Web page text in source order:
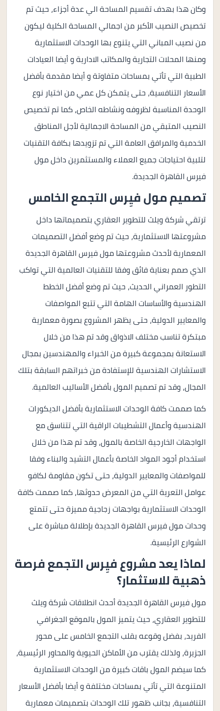
وكان هذا بهدف تقسيم المساحة الي عدة أجزاء، حيث تم
تخصيص النصيب الأكبر من اجمالي المساحة الكلية ليكون
من نصيب المباني التي يتنوع بها الوحدات الاستثمارية
ومنها المحلات التجارية والمكاتب الادارية و أيضا العيادات
الطبية التي تأتي بمساحات متفاوتة و أيضا مقدمة بأفضل
الأسعار التنافسية، حتى يتمكن كل عمي من اختيار نوع
الوحدة المناسبة لظروفه ونشاطه الخاص، كما تم تخصيص
النصيب المتبقي من المساحة الاجمالية لأجل المناطق
الخدمية والمرافق العامة التي تم تزويدها بكافة التقنيات
لتلبية احتياجات جميع العملاء والمستثمرين داخل مول
فيرس القاهرة الجديدة.
تصميم مول فيِرس التجمع الخامس
ترتقي شركة ويلث للتطوير العقاري بتصميماتها داخل
مشروعتها الاستثمارية، حيث تم وضع أفضل التصميمات
المعمارية لأحدث مشروعتها مول فيرس القاهرة الجديدة
الذي صمم بعناية فائق وفقا للتقنيات العالمية التي تواكب
التطور العمراني الحديث، حيث تم وضع أفضل الخطط
الهندسية والأساسات الهامة التي تتبع المواصفات
والمعايير الدولية، حتى يظهر المشروع بصورة معمارية
مبتكرة تناسب مختلف الاذواق وقد تم هذا من خلال
الاستعانة بمجموعة كبيرة من الخبراء والمهندسين بمجال
الاستشارات الهندسية للإستفادة من خبراتهم السابقة بتلك
المجال، وقد تم تصميم المول بأفضل الأساليب العالمية.
كما صممت كافة الوحدات الاستثمارية بأفضل الديكورات
الهندسية وأعمال التشطيبات الراقية التي تتناسق مع
الواجهات الخارجية الخاصة بالمول، وقد تم هذا من خلال
استخدام أجود المواد الخاصة بأعمال التشيد والبناء وفقا
للمواصفات والمعايير الدولية، حتى تكون مقاومة لكافو
عوامل التعرية التي من المعرض حدوثها، كما صممت كافة
الوحدات الاستثمارية بواجهات زجاجية مميزة حتى تتمتع
وحدات مول فيرس القاهرة الجديدة بإطلالة مباشرة على
الشوارع الرئيسية.
لماذا يعد مشروع فيِرس التجمع فرصة
ذهبية للاستثمار؟
مول فيرس القاهرة الجديدة أحدث انطلاقات شركة ويلث
للتطوير العقاري، حيث يتميز المول بالموقع الجغرافي
الفريد، بفضل وقوعه بقلب التجمع الخامس على محور
الجزيرة، ولذلك يقترب من الأماكن الحيوية والمحاور الرئيسية،
كما سيضم المول باقات كبيرة من الوحدات الاستثمارية
المتنوعة التي تأتي بمساحات مختلفة و أيضا بأفضل الأسعار
التنافسية، بجانب ظهور تلك الوحدات بتصميمات معمارية